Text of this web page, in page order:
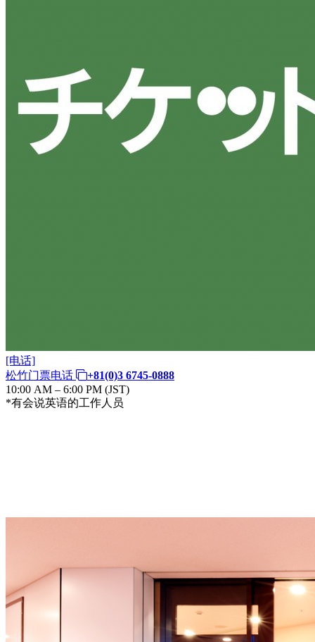
[电话]
松竹门票电话
+81(0)3 6745-0888
10:00 AM – 6:00 PM (JST)
*有会说英语的工作人员